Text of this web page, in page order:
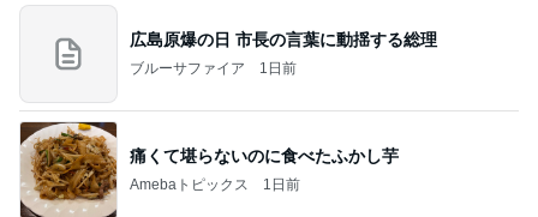
広島原爆の日 市長の言葉に動揺する総理
ブルーサファイア 1日前
痛くて堪らないのに食べたふかし芋
Amebaトピックス 1日前